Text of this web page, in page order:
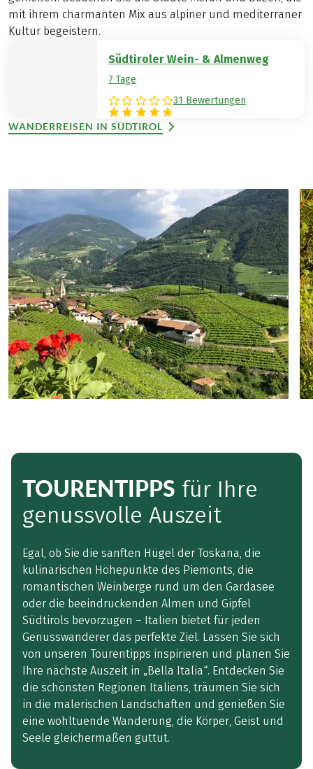
mit ihrem charmanten Mix aus alpiner und mediterraner
Kultur begeistern.
Südtiroler Wein- & Almenweg
7 Tage
31 Bewertungen
WANDERREISEN IN SÜDTIROL
TOURENTIPPS für Ihre
genussvolle Auszeit
Egal, ob Sie die sanften Hügel der Toskana, die
kulinarischen Höhepunkte des Piemonts, die
romantischen Weinberge rund um den Gardasee
oder die beeindruckenden Almen und Gipfel
Südtirols bevorzugen – Italien bietet für jeden
Genusswanderer das perfekte Ziel. Lassen Sie sich
von unseren Tourentipps inspirieren und planen Sie
Ihre nächste Auszeit in „Bella Italia“. Entdecken Sie
die schönsten Regionen Italiens, träumen Sie sich
in die malerischen Landschaften und genießen Sie
eine wohltuende Wanderung, die Körper, Geist und
Seele gleichermaßen guttut.